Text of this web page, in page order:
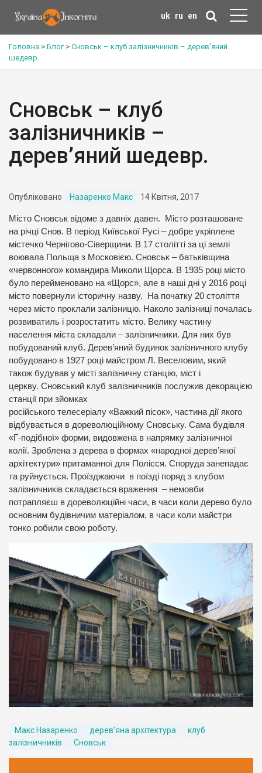
uk ru en
Головна > Блог> Сновськ – клуб залізничників – дерев’яний
шедевр.
Сновськ – клуб
залізничників –
дерев’яний шедевр.
Опубліковано Назаренко Макс 14 Квітня, 2017
Місто Сновськ відоме з давніх давен. Місто розташоване
на річці Снов. В період Київської Русі – добре укріплене
містечко Чернігово-Сіверщини. В 17 столітті за ці землі
воювала Польща з Московією. Сновськ – батьківщина
«червонного» командира Миколи Щорса. В 1935 році місто
було перейменовано на «Щорс», але в наші дні у 2016 році
місто повернули історичну назву. На початку 20 століття
через місто проклали залізницю. Наколо залізниці почалась
розвиватиль і розростатить місто. Велику частину
населення міста складали – залізничники. Для них був
побудований клуб. Дерев’яний будинок залізничного клубу
побудовано в 1927 році майстром Л. Веселовим, який
також будував у місті залізничну станцію, міст і
церкву. Сновський клуб залізничників послужив декорацією
станції при зйомках
російського телесеріалу «Важкий пісок», частина дії якого
відбувається в дореволюційному Сновську. Сама будівля
«Г-подібної» форми, видовжена в напрямку залізничної
колії. Зроблена з дерева в формах «народної дерев’яної
архітектури» притаманної для Полісся. Споруда занепадає
та руйнується. Проїзджаючи в поїзді поряд з клубом
залізничників складається враження – немовби
потрапляєш в дореволюційні часи, в часи коли дерево було
основним будівничим матеріалом, в часи коли майстри
тонко робили свою роботу.
Макс Назаренко дерев'яна архітектура
клуб
залізничників
Сновськ